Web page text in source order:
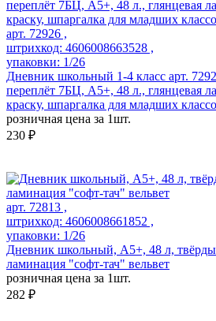
арт. 72926 ,
штрихкод: 4606008663528 ,
упаковки: 1/26
Дневник школьный 1-4 класс арт.
переплёт 7БЦ, А5+, 48 л., глянцевая
краску, шпаргалка для младших
розничная цена за 1шт.
230 ₽
арт. 72813 ,
штрихкод: 4606008661852 ,
упаковки: 1/26
Дневник школьный, А5+, 48 л,
ламинация "софт-тач" вельвет
розничная цена за 1шт.
282 ₽